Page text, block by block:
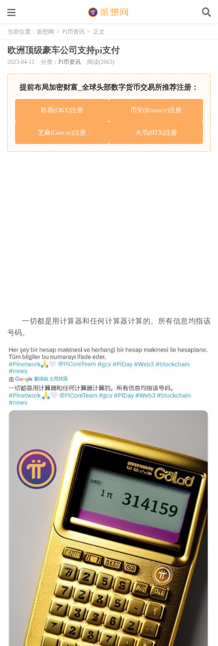
当前位置： 派想网 > Pi币资讯 > 正文
欧洲顶级豪车公司支持pi支付
2023-04-11 分类： Pi币资讯 阅读(2663)
提前布局加密财富_全球头部数字货币交易所推荐注册：
欧易(OKX)注册 币安(Binance)注册
芝麻(Gate.io)注册 火币(HTX)注册
一切都是用计算器和任何计算器计算的。所有信息均指该
号码。